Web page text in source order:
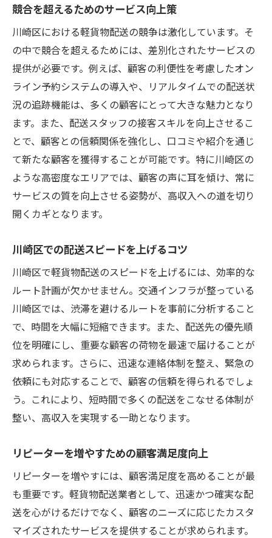
競合を超えるためのサービス向上策
川崎区における軽貨物配送の競争は激化しています。そ
の中で競合を超えるためには、差別化されたサービスの
提供が必要です。例えば、顧客の利便性を考慮したオン
ライン予約システムの導入や、リアルタイムでの配送状
況の追跡機能は、多くの顧客にとって大きな魅力となり
ます。また、配送スタッフの接客スキルを向上させるこ
とで、顧客との信頼関係を強化し、口コミや紹介を通じ
て新たな顧客を獲得することが可能です。特に川崎区の
ような高密度なエリアでは、顧客の声に耳を傾け、常に
サービスの質を向上させる姿勢が、高収入への道を切り
開くカギとなります。
川崎区での配送スピードを上げるコツ
川崎区で軽貨物配送のスピードを上げるには、効率的な
ルート計画が欠かせません。交通インフラが整っている
川崎区では、渋滞を避けるルートを事前に分析すること
で、時間を大幅に短縮できます。また、配送先の優先順
位を明確にし、重要な顧客の荷物を最速で届けることが
求められます。さらに、迅速な連絡体制を整え、緊急の
依頼にも対応することで、顧客の信頼を得られるでしょ
う。これにより、短時間で多くの配送をこなせる体制が
整い、高収入を実現する一助となります。
リピーターを増やすための顧客満足度向上
リピーターを増やすには、顧客満足度を高めることが最
も重要です。軽貨物配送業者として、迅速かつ確実な配
送を心がけるだけでなく、顧客のニーズに応じたカスタ
マイズされたサービスを提供することが求められます。